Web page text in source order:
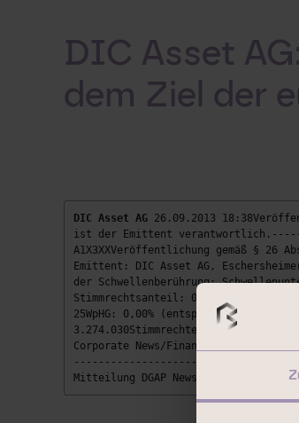
DIC Asset
dem Ziel der
DIC Asset AG 26.09.2013
ist der Emittent
A1X3XXVeröffentlichung gemäß § 26
Emittent: DIC Asset AG,
der Schwellenberührung:
Stimmrechtsanteil: 0,00%
25WpHG: 0,00% (entspricht: 0
3.274.030Stimmrechten)Frankfurt am
Corporate News/Finanznachrichten
---------------------------- Sprache:
Mitteilung DGAP News-